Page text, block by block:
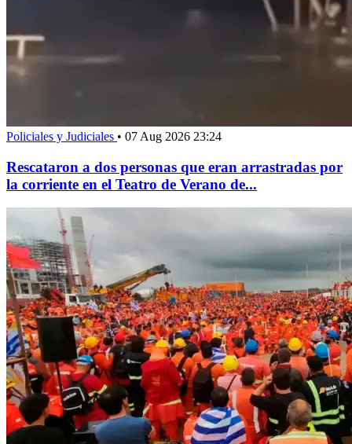
Policiales y Judiciales • 07 Aug 2026 23:24
Rescataron a dos personas que eran arrastradas por
la corriente en el Teatro de Verano de...